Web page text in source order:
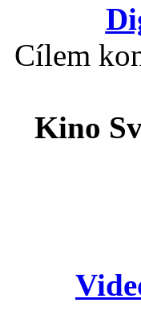
Cílem
Kino